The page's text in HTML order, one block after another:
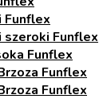
Funflex
szeroki Funflex
Funflex
Funflex
Funflex